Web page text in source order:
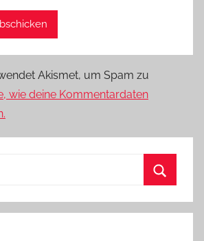
Akismet, um Spam zu
wie deine Kommentardaten